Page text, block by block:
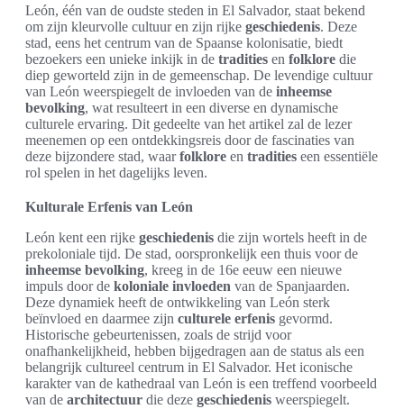
León, één van de oudste steden in El Salvador, staat bekend
om zijn kleurvolle cultuur en zijn rijke geschiedenis. Deze
stad, eens het centrum van de Spaanse kolonisatie, biedt
bezoekers een unieke inkijk in de tradities en folklore die
diep geworteld zijn in de gemeenschap. De levendige cultuur
van León weerspiegelt de invloeden van de inheemse
bevolking, wat resulteert in een diverse en dynamische
culturele ervaring. Dit gedeelte van het artikel zal de lezer
meenemen op een ontdekkingsreis door de fascinaties van
deze bijzondere stad, waarfolklore en tradities een essentiële
rol spelen in het dagelijks leven.
Kulturale Erfenis van León
León kent een rijke geschiedenis die zijn wortels heeft in de
prekoloniale tijd. De stad, oorspronkelijk een thuis voor de
inheemse bevolking, kreeg in de 16e eeuw een nieuwe
impuls door de koloniale invloeden van de Spanjaarden.
Deze dynamiek heeft de ontwikkeling van León sterk
beïnvloed en daarmee zijn culturele erfenis gevormd.
Historische gebeurtenissen, zoals de strijd voor
onafhankelijkheid, hebben bijgedragen aan de status als een
belangrijk cultureel centrum in El Salvador. Het iconische
karakter van de kathedraal van León is een treffend voorbeeld
van de architectuur die deze geschiedenis weerspiegelt.